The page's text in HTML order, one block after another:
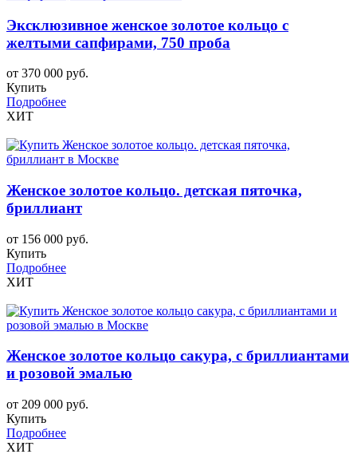
Эксклюзивное женское золотое кольцо с
желтыми сапфирами, 750 проба
от 370 000 руб.
Купить
Подробнее
ХИТ
Женское золотое кольцо. детская пяточка,
бриллиант
от 156 000 руб.
Купить
Подробнее
ХИТ
Женское золотое кольцо сакура, с бриллиантами
и розовой эмалью
от 209 000 руб.
Купить
Подробнее
ХИТ